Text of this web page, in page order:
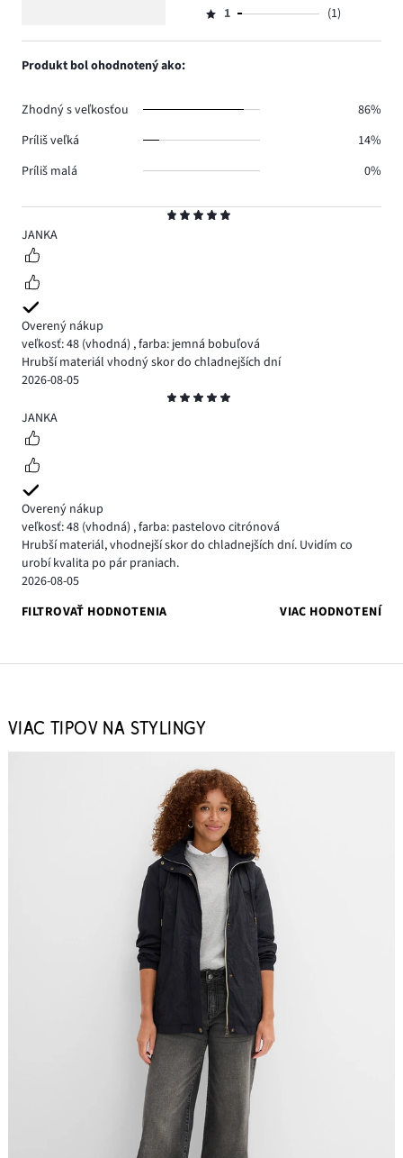
5
JANKA
Overený nákup
veľkosť: 48 (vhodná) ,farba: jemná bobuľová
Hrubší materiál vhodný skor do chladnejších dní
2026-08-05
5
JANKA
Overený nákup
veľkosť: 48 (vhodná) ,farba: pastelovo citrónová
Hrubší materiál, vhodnejší skor do chladnejších dní. Uvidím co
urobí kvalita po pár praniach.
2026-08-05
FILTROVAŤ HODNOTENIA
VIAC HODNOTENÍ
18.
hlasov
počet
2,
Hodnotenie
1,
1 (1)
Produkt bol ohodnotený ako:
Zhodný s veľkosťou
86%
Príliš veľká
14%
Príliš malá
0%
VIAC TIPOV NA STYLINGY